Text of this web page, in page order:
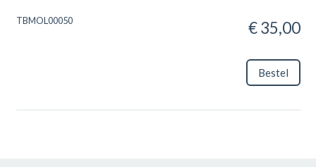
TBMOL00050 € 35,00
Bestel